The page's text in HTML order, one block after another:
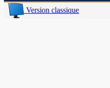
Version classique